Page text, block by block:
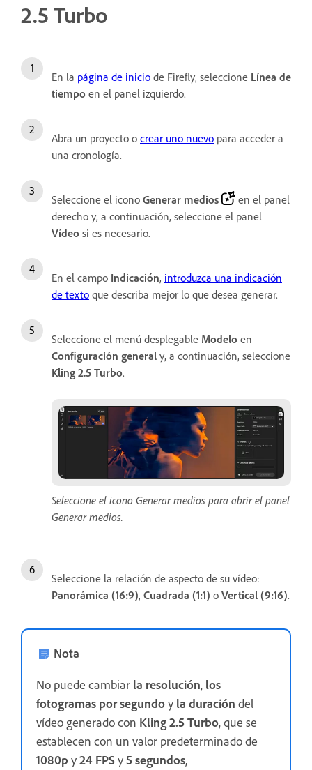
2.5 Turbo
En la página de inicio de Firefly, seleccione Línea de
tiempo en el panel izquierdo.
Abra un proyecto o crear uno nuevo para acceder a
una cronología.
Seleccione el icono Generar medios
en el panel
derecho y, a continuación, seleccione el panel
Vídeo si es necesario.
En el campo Indicación, introduzca una indicación
de texto que describa mejor lo que desea generar.
Seleccione el menú desplegable Modelo en
Configuración general y, a continuación, seleccione
Kling 2.5 Turbo.
Seleccione el icono Generar medios para abrir el panel
Generar medios.
Seleccione la relación de aspecto de su vídeo:
Panorámica (16:9), Cuadrada (1:1) o Vertical (9:16).
Nota
No puede cambiar la resolución, los
fotogramas por segundoy la duración del
vídeo generado con Kling 2.5 Turbo, que se
establecen con un valor predeterminado de
1080py24 FPSy5 segundos,